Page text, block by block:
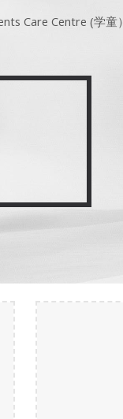
Care Centre (学童）